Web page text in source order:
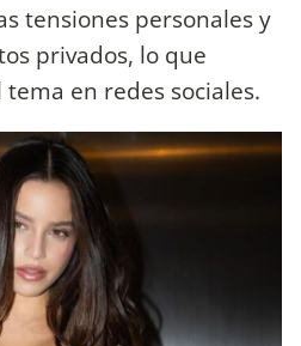
tensiones personales y
privados, lo que
en redes sociales.